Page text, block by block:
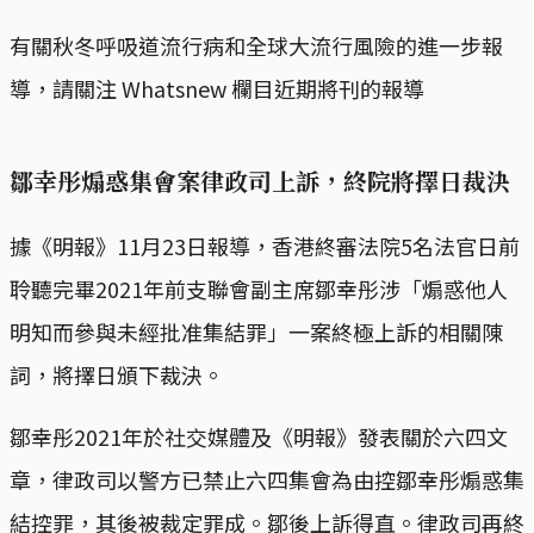
有關秋冬呼吸道流行病和全球大流行風險的進一步報
導，請關注 Whatsnew 欄目近期將刊的報導
鄒幸彤煽惑集會案律政司上訴，終院將擇日裁決
據《明報》11月23日報導，香港終審法院5名法官日前
聆聽完畢2021年前支聯會副主席鄒幸彤涉「煽惑他人
明知而參與未經批准集結罪」一案終極上訴的相關陳
詞，將擇日頒下裁決。
鄒幸彤2021年於社交媒體及《明報》發表關於六四文
章，律政司以警方已禁止六四集會為由控鄒幸彤煽惑集
結控罪，其後被裁定罪成。鄒後上訴得直。律政司再終